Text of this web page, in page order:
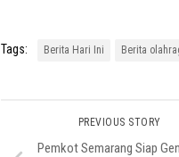
Tags: Berita Hari Ini Berita
PREVIOUS STORY
Pemkot Semarang Siap